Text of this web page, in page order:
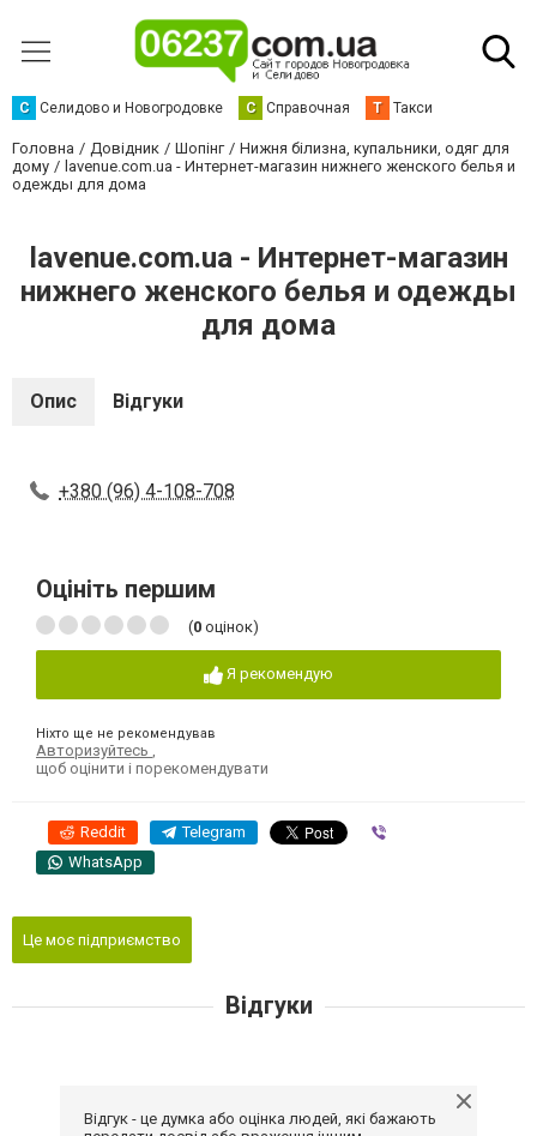
С Селидово и Новогродовке С Справочная Т Такси
Головна Довідник Шопінг
Нижня білизна, купальники, одяг для
дому
lavenue.com.ua - Интернет-магазин нижнего женского белья и
одежды для дома
lavenue.com.ua - Интернет-магазин
нижнего женского белья и одежды
для дома
Опис Відгуки
+380 (96) 4-108-708
Оцініть першим
(0 оцінок)
Я рекомендую
Ніхто ще не рекомендував
Авторизуйтесь
щоб оцінити і порекомендувати
Reddit Telegram
WhatsApp
Це моє підприємство
Відгуки
Відгук - це думка або оцінка людей, які бажають